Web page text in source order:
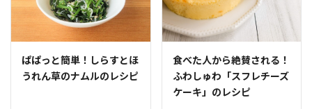
ぱぱっと簡単！しらすとほ
うれん草のナムルのレシピ
食べた人から絶賛される！
ふわしゅわ「スフレチーズ
ケーキ」のレシピ